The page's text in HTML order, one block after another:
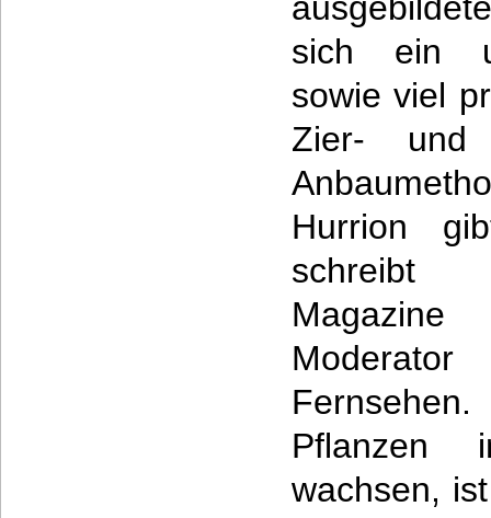
sich ein
sowie viel
Zier- und
Hurrion
schreibt
Pflanzen
wachsen,